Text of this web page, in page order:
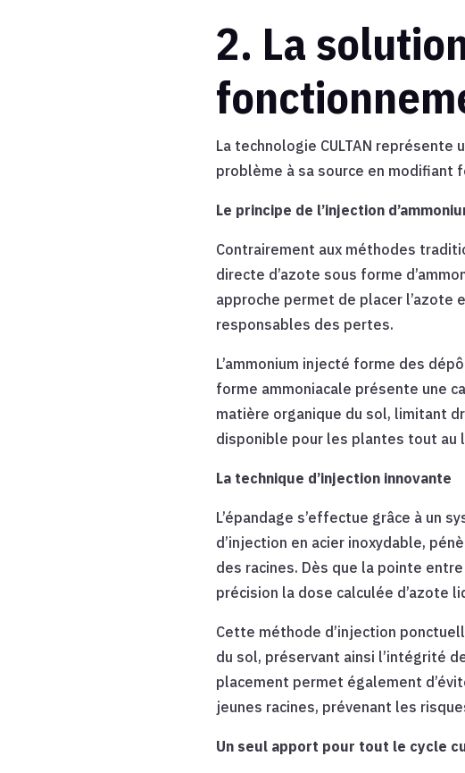
2. La
La technologie CULTAN
problème à sa source en modifiant
Le principe de l’injection
Contrairement aux méthodes
directe d’azote sous forme
approche permet de placer l’azote
responsables des pertes.
L’ammonium injecté forme des
forme ammoniacale présente une
matière organique du sol, limitant
disponible pour les plantes tout au
La technique d’injection innovante
L’épandage s’effectue grâce à un
d’injection en acier inoxydable,
des racines. Dès que la pointe
précision la dose calculée d’azote
Cette méthode d’injection
du sol, préservant ainsi l’intégrité
placement permet également
jeunes racines, prévenant les
Un seul apport pour tout le cycle